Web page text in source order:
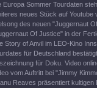
Europa Sommer Tourdaten
neues Stück auf Youtube
des neuen "Juggernaut
Of Justice" in der
Story of Anvil im LEO-Kino
für Deutschland bestätigt
für Doku. Video
vom Auftritt bei "Jimmy
Reaves präsentiert kultigen